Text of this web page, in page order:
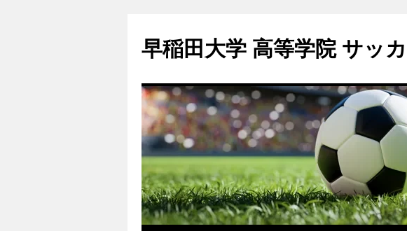
テ
へ
ス
キ
ッ
プ
早稲田大学 高等学院 サッ